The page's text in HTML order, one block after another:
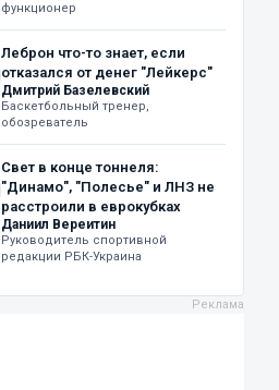
функционер
Леброн что-то знает, если
отказался от денег "Лейкерс"
Дмитрий Базелевский
Баскетбольный тренер,
обозреватель
Свет в конце тоннеля:
"Динамо", "Полесье" и ЛНЗ не
расстроили в еврокубках
Даниил Вереитин
Руководитель спортивной
редакции РБК-Украина